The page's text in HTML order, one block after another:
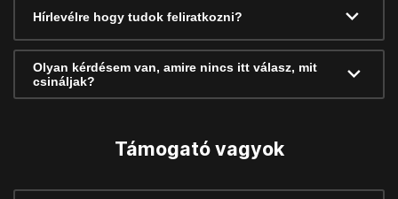
Hírlevélre hogy tudok feliratkozni?
Olyan kérdésem van, amire nincs itt válasz, mit
csináljak?
Támogató vagyok